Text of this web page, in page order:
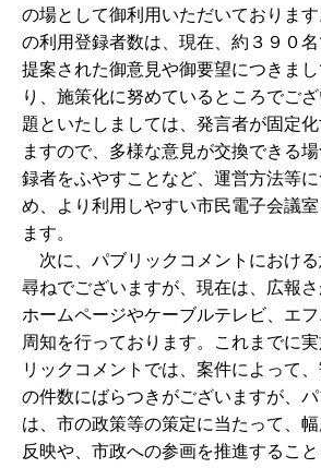
の場として御利用いただいておりま
の利用登録者数は、現在、約３９０
提案された御意見や御要望につきま
り、施策化に努めているところでご
題といたしましては、発言者が固定
ますので、多様な意見が交換できる
録者をふやすことなど、運営方法等
め、より利用しやすい市民電子会議
ます。
次に、パブリックコメントにおけ
尋ねでございますが、現在は、広報さ
ホームページやケーブルテレビ、エ
周知を行っております。これまでに
リックコメントでは、案件によって
の件数にばらつきがございますが、
は、市の政策等の策定に当たって、
反映や、市政への参画を推進するこ